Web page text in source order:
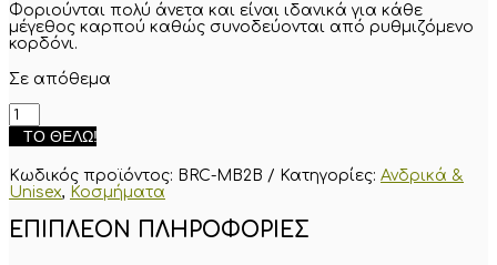
Φοριούνται πολύ άνετα και είναι ιδανικά για κάθε
μέγεθος καρπού καθώς συνοδεύονται από ρυθμιζόμενο
κορδόνι.
Σε απόθεμα
Σετ
ανδρικά
βραχιόλια
ποσότητα
ΤΟ ΘΈΛΩ!
Κωδικός προϊόντος: BRC-MB2B Κατηγορίες: Ανδρικά &
Unisex, Κοσμήματα
ΕΠΙΠΛΈΟΝ ΠΛΗΡΟΦΟΡΊΕΣ